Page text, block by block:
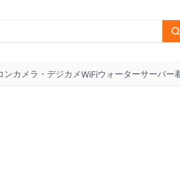
ンカメラ・デジカメWiFiウォーターサーバー